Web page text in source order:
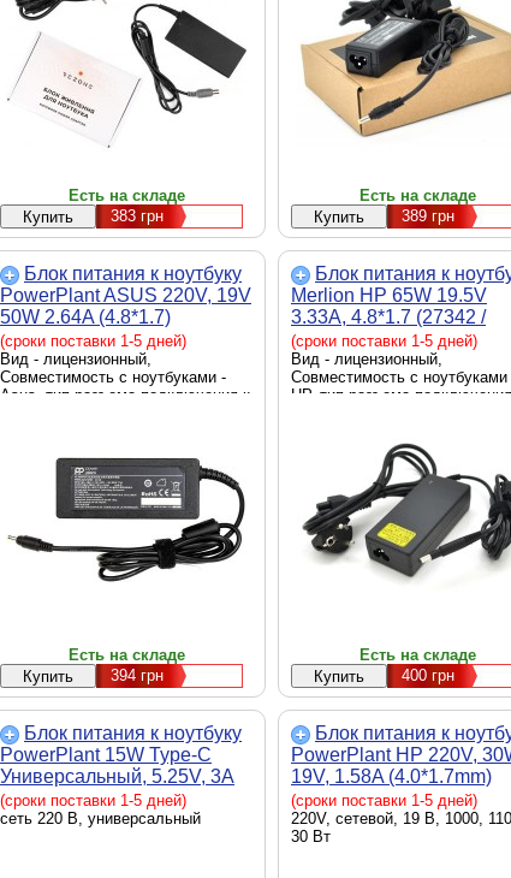
Есть на складе
383грн
Есть на складе
389грн
Блок питания к ноутбуку
PowerPlant ASUS 220V, 19V
50W 2.64A (4.8*1.7)
(AS50F4817)
(сроки поставки 1-5 дней)
Вид - лицензионный,
Совместимость с ноутбуками -
Asus, тип разъема подключения к
Есть на складе
394грн
Блок питания к
Merlion HP 65W 19.5V
3.33A, 4.8*1.7 (27342 /
LHP65/19.5-4.8*1.7)
(сроки поставки 1-5 дней)
Вид - лицензионный,
Совместимость с ноутбуками
HP, тип разъема
мощность - 65 Вт
Есть на складе
400грн
Блок питания к ноутбуку
PowerPlant 15W Type-C
Универсальный, 5.25V, 3A
(NA700042)
(сроки поставки 1-5 дней)
сеть 220 В, универсальный
Блок питания к
PowerPlant HP 220V,
19V, 1.58A (4.0*1.7mm)
(HP30F4017)
(сроки поставки 1-5 дней)
220V, сетевой, 19 В, 1000,
30 Вт